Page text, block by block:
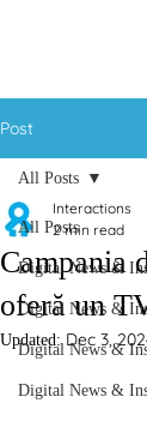
Post
All Posts
Digital News &
Digital News &
Digital News &
Digital News &
All Posts
Campania
oferă un
Interactions
2 min read
Updated: Dec 3,